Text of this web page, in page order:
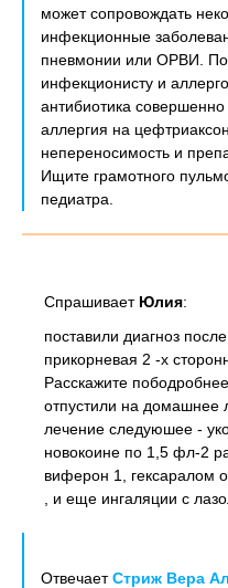
может сопровождать
инфекционные
пневмонии или ОРВИ.
инфекционисту и
антибиотика
аллергия на
непереносимость и
Ищите грамотного
педиатра.
Спрашивает Юлия:
поставили диагноз
прикорневая 2 -х
Расскажите
отпустили на домашнее
лечение следуюшее -
новокоине по 1,5 фл-2
виферон 1, гексаралом
, и еще ингаляции с
ОтвечаетСтриж Вера